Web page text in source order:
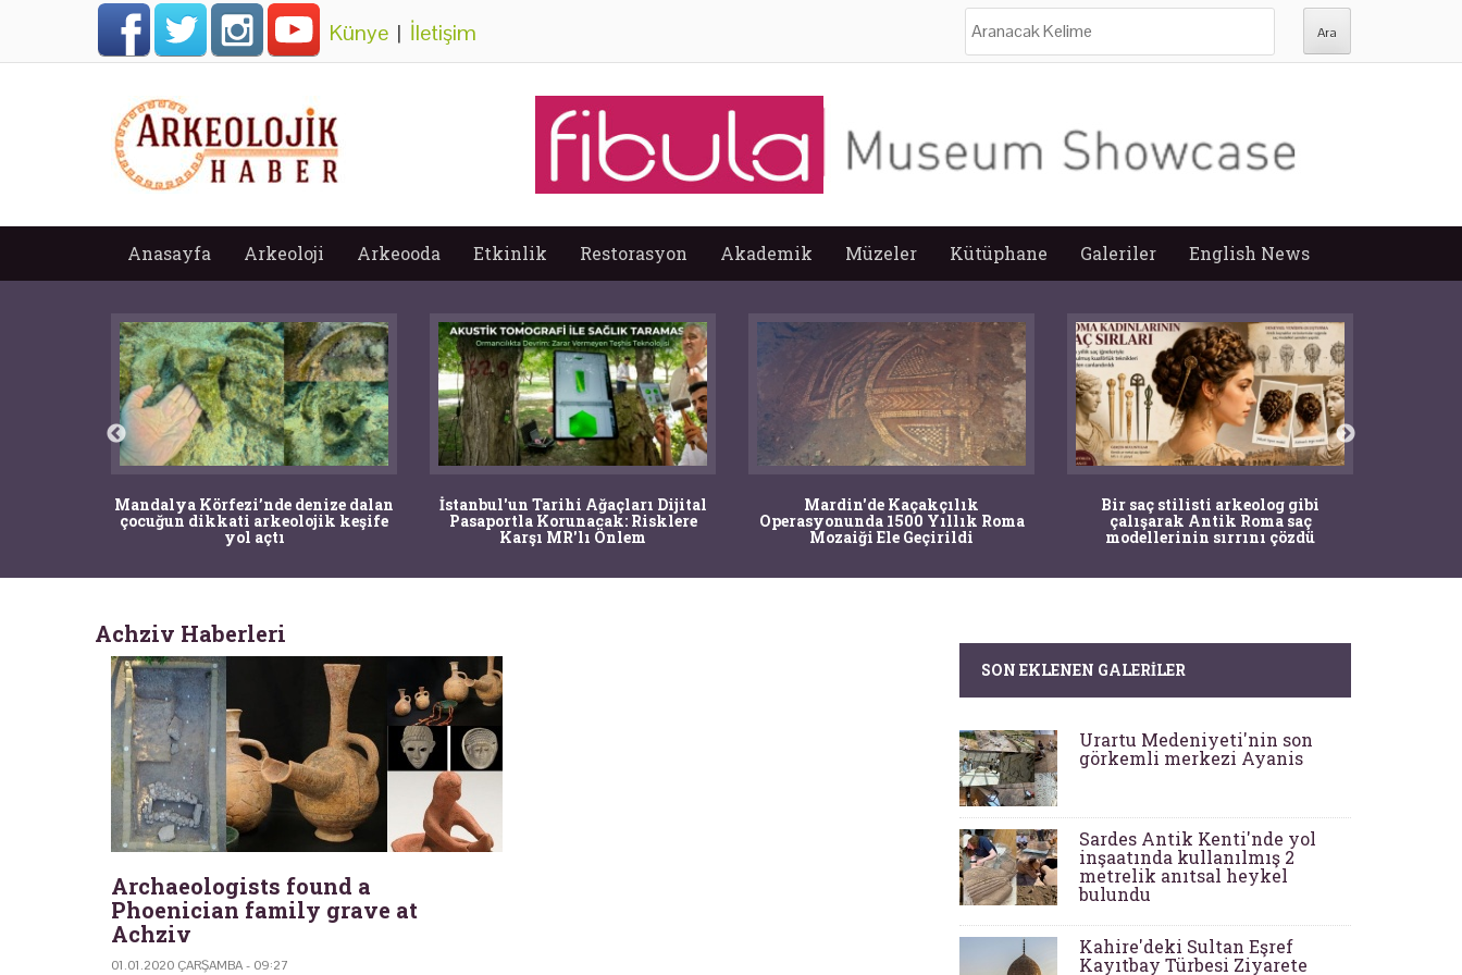
Künye | İletişim
Anasayfa Arkeoloji Arkeooda Etkinlik Restorasyon Akademik Müzeler Kütüphane Galeriler English News
denize dalan
arkeolojik keşife
İstanbul'un Tarihi Ağaçları Dijital
Pasaportla Korunacak: Risklere
Karşı MR'lı Önlem
Mardin'de Kaçakçılık
Operasyonunda 1500 Yıllık Roma
Mozaiği Ele Geçirildi
Bir saç stilisti arkeolog gibi
çalışarak Antik Roma saç
modellerinin sırrını çözdü
Kozmolojisinin Taşa ve Suya
İşlenmiş Hali
Achziv Haberleri
Archaeologists found a
Phoenician family grave at
Achziv
01.01.2020 ÇARŞAMBA - 09:27
SON EKLENEN GALERILER
Urartu Medeniyeti'nin son
görkemli merkezi Ayanis
Sardes Antik Kenti'nde yol
inşaatında kullanılmış 2
metrelik anıtsal heykel
bulundu
Kahire'deki Sultan Eşref
Kayıtbay Türbesi Ziyarete